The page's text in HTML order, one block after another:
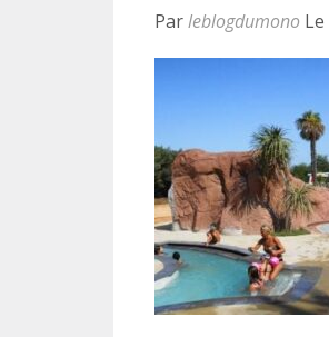
Parleblogdumono Le